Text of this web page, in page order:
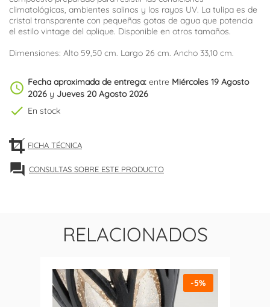
climatológicas, ambientes salinos y los rayos UV. La tulipa es de
cristal transparente con pequeñas gotas de agua que potencia
el estilo vintage del aplique. Disponible en otros tamaños.
Dimensiones: Alto 59,50 cm. Largo 26 cm. Ancho 33,10 cm.
schedule Fecha aproximada de entrega: entre Miércoles 19 Agosto
2026 y Jueves 20 Agosto 2026
check En stock
FICHA TÉCNICA
forum CONSULTAS SOBRE ESTE PRODUCTO
RELACIONADOS
-5%